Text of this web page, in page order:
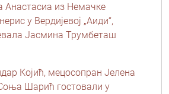
из Немачке
у Вердијевој „Аиди“,
Јасмина Трумбеташ
Којић, мецосопран Јелена
Шарић гостовали у